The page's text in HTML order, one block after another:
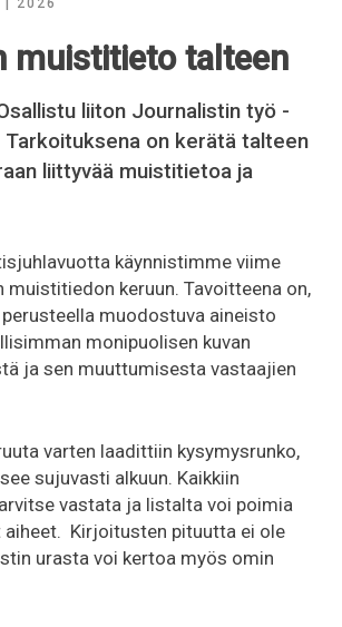
muistitieto talteen
liiton Journalistin työ -
Tarkoituksena on kerätä talteen
liittyvää muistitietoa ja
käynnistimme viime
muistitiedon keruun. Tavoitteena on,
muodostuva aineisto
monipuolisen kuvan
ja sen muuttumisesta vastaajien
varten laadittiin kysymysrunko,
sujuvasti alkuun. Kaikkiin
vastata ja listalta voi poimia
aiheet. Kirjoitusten pituutta ei ole
urasta voi kertoa myös omin